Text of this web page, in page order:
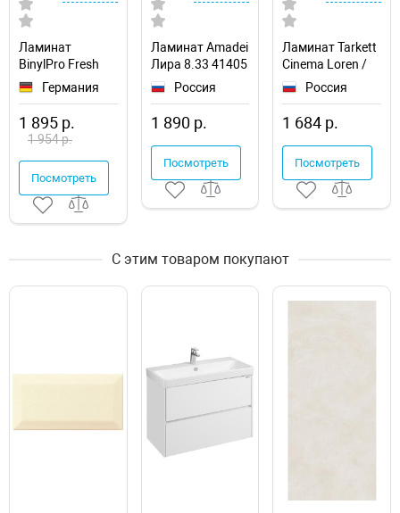
Ламинат
BinylPro Fresh
Wood BN1519
Heirloom Oak
Германия
1 895 р.
1 954 р.
Посмотреть
Ламинат Amadei
Лира 8.33 41405
Дуб Бурлеск
Россия
1 890 р.
Посмотреть
Ламинат Tarkett
Cinema Loren /
ЛоренРоссия
1 684 р.
Посмотреть
С этим товаром покупают